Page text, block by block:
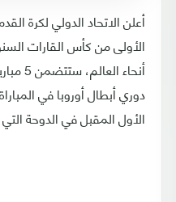
أعلن الاتحاد الدولي لكرة
الأولى من كأس القارات
الأول المقبل في الدوحة التي تستضيف 3